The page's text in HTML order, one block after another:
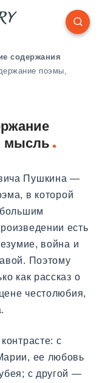
содержания
поэмы,
мысль
Пушкина —
в которой
большим
есть
война и
Поэтому
как рассказ о
честолюбия,
с
ее любовь
с другой —